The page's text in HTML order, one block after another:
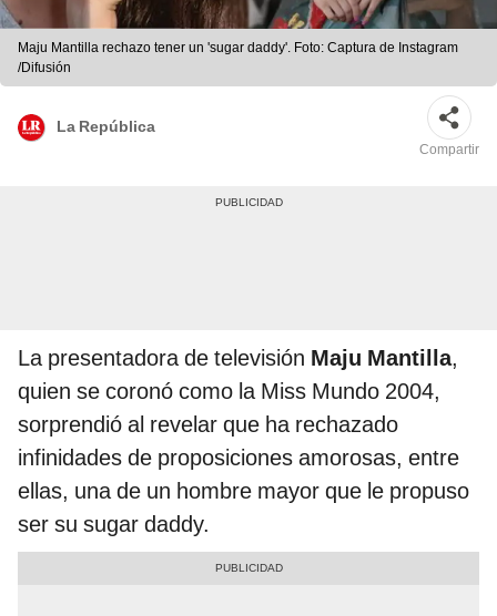
Maju Mantilla rechazo tener un 'sugar daddy'. Foto: Captura de Instagram
/Difusión
La República
Compartir
La presentadora de televisión Maju Mantilla,
quien se coronó como la Miss Mundo 2004,
sorprendió al revelar que ha rechazado
infinidades de proposiciones amorosas, entre
ellas, una de un hombre mayor que le propuso
ser su sugar daddy.